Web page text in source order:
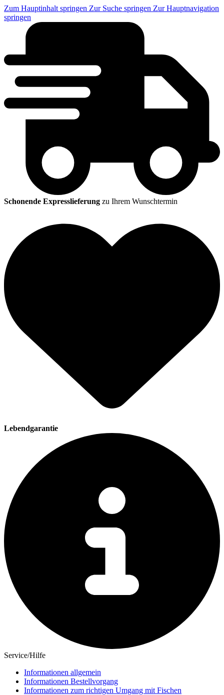
Zum Hauptinhalt springen Zur Suche springen Zur Hauptnavigation
springen
Schonende Expresslieferung zu Ihrem Wunschtermin
Lebendgarantie
Service/Hilfe
Informationen allgemein
Informationen Bestellvorgang
Informationen zum richtigen Umgang mit Fischen